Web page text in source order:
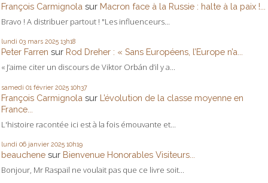
François Carmignola sur Macron face à la Russie : halte à la paix !...
Bravo ! A distribuer partout ! "Les influenceurs...
lundi 03 mars 2025 13h18
Peter Farren sur Rod Dreher : « Sans Européens, l’Europe n’a...
« J’aime citer un discours de Viktor Orbán d’il y a...
samedi 01 février 2025 10h37
François Carmignola sur L’évolution de la classe moyenne en
France...
L'histoire racontée ici est à la fois émouvante et...
lundi 06 janvier 2025 10h19
beauchene sur Bienvenue Honorables Visiteurs...
Bonjour, Mr Raspail ne voulait pas que ce livre soit...